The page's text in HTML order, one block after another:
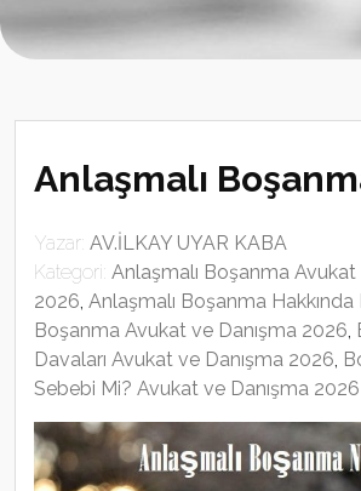
Anlaşmalı
Yazar: AV.İLKAY UYAR KABA
Kategori: Anlaşmalı Boşanma Avukat
2026, Anlaşmalı Boşanma Hakkında
Boşanma Avukat ve Danışma 2026,
Davaları Avukat ve Danışma 2026,
Sebebi Mi? Avukat ve Danışma 2026